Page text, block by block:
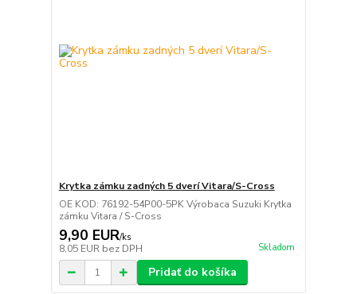
Krytka zámku zadných 5 dverí Vitara/S-Cross
OE KOD: 76192-54P00-5PK Výrobaca Suzuki Krytka
zámku Vitara / S-Cross
9,90 EUR/ks
8,05 EUR bez DPH Skladom
Pridať do košíka